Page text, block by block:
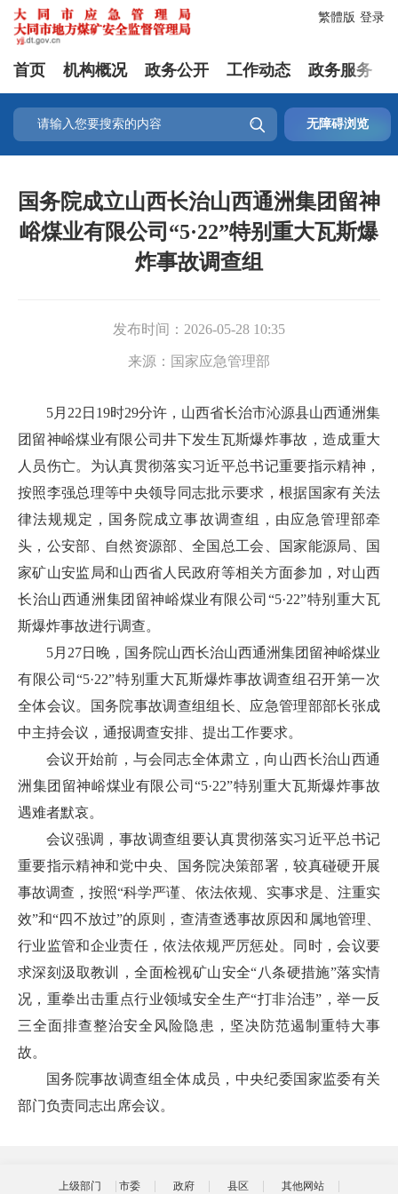
登录
繁體版
首页 机构概况 政务公开 工作动态 政务服务
 无障碍浏览
国务院成立山西长治山西通洲集团留神
峪煤业有限公司“5·22”特别重大瓦斯爆
炸事故调查组
发布时间： 2026-05-28 10:35
来源： 国家应急管理部
5月22日19时29分许，山西省长治市沁源县山西通洲集
团留神峪煤业有限公司井下发生瓦斯爆炸事故，造成重大
人员伤亡。为认真贯彻落实习近平总书记重要指示精神，
按照李强总理等中央领导同志批示要求，根据国家有关法
律法规规定，国务院成立事故调查组，由应急管理部牵
头，公安部、自然资源部、全国总工会、国家能源局、国
家矿山安监局和山西省人民政府等相关方面参加，对山西
长治山西通洲集团留神峪煤业有限公司“5·22”特别重大瓦
斯爆炸事故进行调查。
5月27日晚，国务院山西长治山西通洲集团留神峪煤业
有限公司“5·22”特别重大瓦斯爆炸事故调查组召开第一次
全体会议。国务院事故调查组组长、应急管理部部长张成
中主持会议，通报调查安排、提出工作要求。
会议开始前，与会同志全体肃立，向山西长治山西通
洲集团留神峪煤业有限公司“5·22”特别重大瓦斯爆炸事故
遇难者默哀。
会议强调，事故调查组要认真贯彻落实习近平总书记
重要指示精神和党中央、国务院决策部署，较真碰硬开展
事故调查，按照“科学严谨、依法依规、实事求是、注重实
效”和“四不放过”的原则，查清查透事故原因和属地管理、
行业监管和企业责任，依法依规严厉惩处。同时，会议要
求深刻汲取教训，全面检视矿山安全“八条硬措施”落实情
况，重拳出击重点行业领域安全生产“打非治违”，举一反
三全面排查整治安全风险隐患，坚决防范遏制重特大事
故。
国务院事故调查组全体成员，中央纪委国家监委有关
部门负责同志出席会议。
上级部门 市委 政府 县区 其他网站